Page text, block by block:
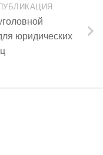
юридических